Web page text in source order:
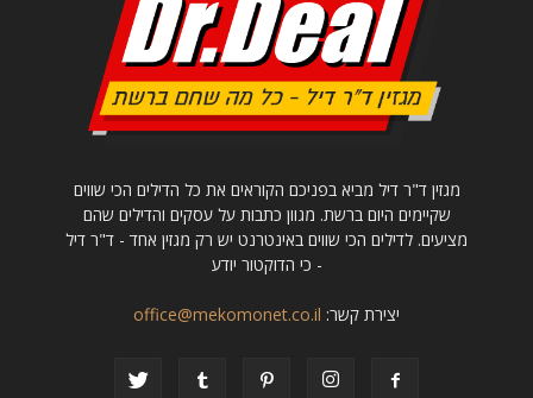
מגזין ד"ר דיל מביא בפניכם הקוראים את כל הדילים הכי שווים
שקיימים היום ברשת. מגוון כתבות על עסקים והדילים שהם
מציעים. לדילים הכי שווים באינטרנט יש רק מגזין אחד - ד"ר דיל
- כי הדוקטור יודע
יצירת קשר: office@mekomonet.co.il